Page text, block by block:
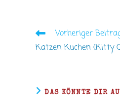
Weitere
ansehen
Vorheriger
Katzen Kuchen (Kitty
DAS KÖNNTE DIR